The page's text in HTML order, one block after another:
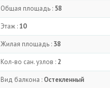
Общая площадь : 58
Этаж :10
Жилая площадь : 38
Кол-во сан. узлов : 2
Вид балкона : Остекленный